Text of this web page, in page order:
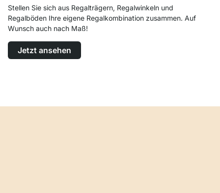
Stellen Sie sich aus Regalträgern, Regalwinkeln und
Regalböden Ihre eigene Regalkombination zusammen. Auf
Wunsch auch nach Maß!
Jetzt ansehen